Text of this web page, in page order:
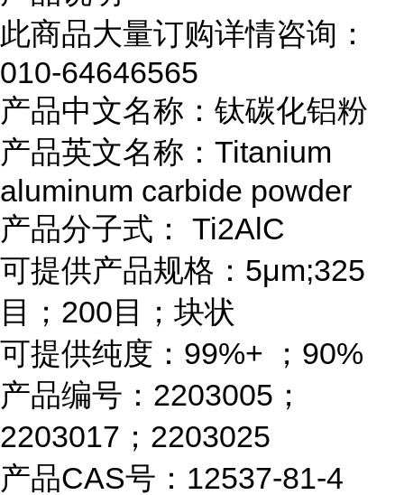
此商品大量订购详情咨询：
010-64646565
产品中文名称：钛碳化铝粉
产品英文名称： Titanium
aluminum carbide powder
产品分子式：
Ti2AlC
可提供产品规格： 5μm;325
目；200目；块状
可提供纯度： 99%+ ；90%
产品编号： 2203005；
2203017；2203025
产品CAS号：12537-81-4